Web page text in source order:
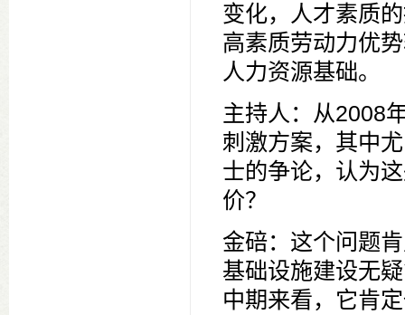
变化，人才素质
高素质劳动力优
人力资源基础。
主持人：从2008
刺激方案，其中
士的争论，认为
价？
金碚：这个问题
基础设施建设无
中期来看，它肯